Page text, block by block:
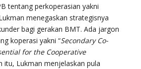
tentang perkoperasian yakni
menegaskan strategisnya
bagi gerakan BMT. Ada jargon
koperasi yakni “Secondary Co-
for the Cooperative
itu, Lukman menjelaskan pula